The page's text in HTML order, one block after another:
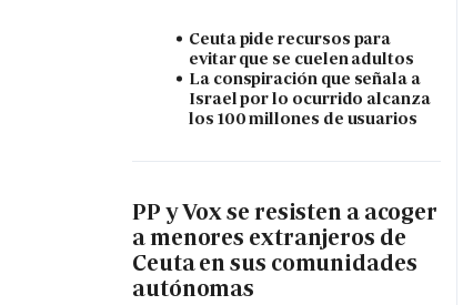
Ceuta pide recursos para
evitar que se cuelen adultos
La conspiración que señala a
Israel por lo ocurrido alcanza
los 100 millones de usuarios
PP y Vox se resisten a acoger
a menores extranjeros de
Ceuta en sus comunidades
autónomas